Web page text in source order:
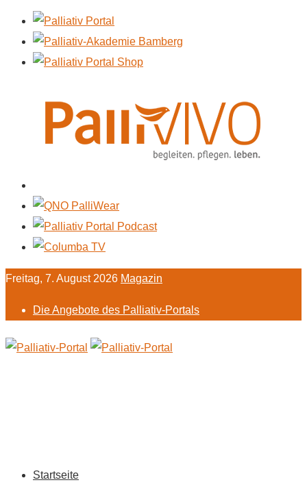
Freitag, 7. August 2026 Magazin
Die Angebote des Palliativ-Portals
Startseite